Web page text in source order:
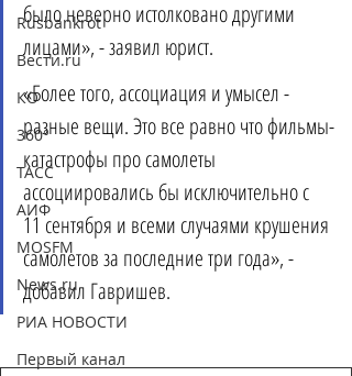
Rusbankrot
Вести.ru
КО
360°
ТАСС
АИФ
MOSFM
News.ru
РИА НОВОСТИ
Первый канал
было неверно истолковано другими
лицами», - заявил юрист.
«Более того, ассоциация и умысел -
разные вещи. Это все равно что фильмы-
катастрофы про самолеты
ассоциировались бы исключительно с
11 сентября и всеми случаями крушения
самолетов за последние три года», -
добавил Гавришев.